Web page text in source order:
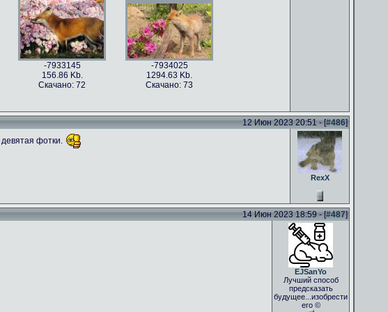
фото (19)
Kb.
65
Kb.
69
894.95 Kb.
Скачано: 59
-7933145
156.86 Kb.
Скачано: 72
-7934025
1294.63 Kb.
Скачано: 73
167.18 Kb.
Скачано: 79
12 Июн 2023 20:51 - [#486]
фотки.
RexX
14 Июн 2023 18:59 - [#487]
EJSanYo
Лучший способ
предсказать
будущее...изобрести
его ©